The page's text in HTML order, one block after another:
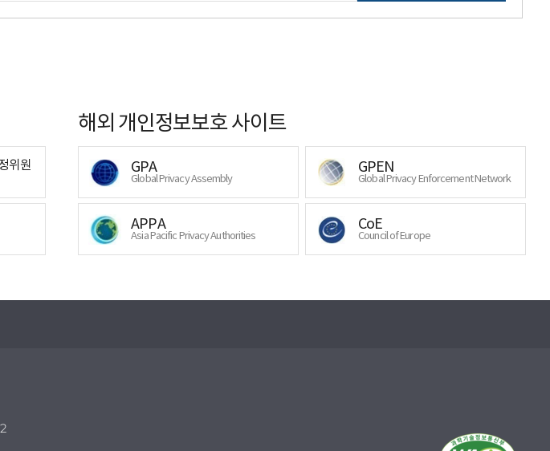
위원
해외 개인정보보호 사이트
GPA
Global Privacy Assembly
GPEN
Global Privacy Enforcement Network
APPA
Asia Pacific Privacy Authorities
CoE
Council of Europe